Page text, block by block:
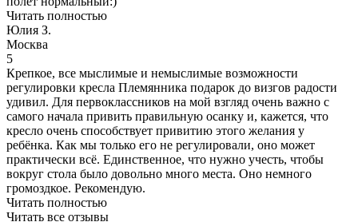
Читать полностью
Юлия З.
Москва
5
Крепкое, все мыслимые и немыслимые возможности
регулировки кресла Племянника подарок до визгов радости
удивил. Для первоклассников на мой взгляд очень важно с
самого начала привить правильную осанку и, кажется, что
кресло очень способствует привитию этого желания у
ребёнка. Как мы только его не регулировали, оно может
практически всё. Единственное, что нужно учесть, чтобы
вокруг стола было довольно много места. Оно немного
громоздкое. Рекомендую.
Читать полностью
Читать все отзывы